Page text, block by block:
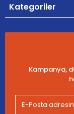
Kategoriler
Kampanya,